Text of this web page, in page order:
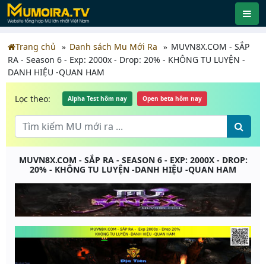
Trang chủ Danh sách Mu Mới Ra
MUVN8X.COM - SẮP
RA - Season 6 - Exp: 2000x - Drop: 20% - KHÔNG TU LUYỆN -
DANH HIỆU -QUAN HAM
Lọc theo: Alpha Test hôm nay Open beta hôm nay
MUVN8X.COM - SẮP RA - SEASON 6 - EXP: 2000X - DROP:
20% - KHÔNG TU LUYỆN -DANH HIỆU -QUAN HAM